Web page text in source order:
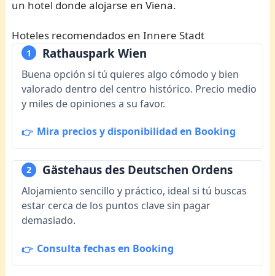
un hotel donde alojarse en Viena.
Hoteles recomendados en Innere Stadt
1 Rathauspark Wien
Buena opción si tú quieres algo cómodo y bien
valorado dentro del centro histórico. Precio medio
y miles de opiniones a su favor.
Mira precios y disponibilidad en Booking
2 Gästehaus des Deutschen Ordens
Alojamiento sencillo y práctico, ideal si tú buscas
estar cerca de los puntos clave sin pagar
demasiado.
Consulta fechas en Booking